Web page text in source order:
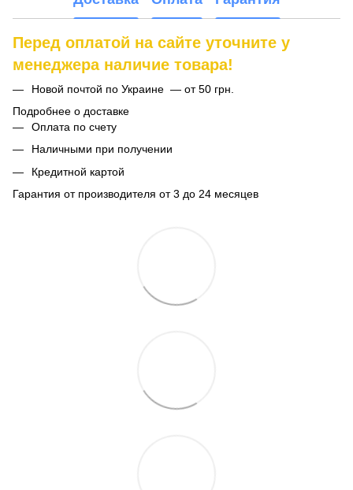
Перед оплатой на сайте уточните у
менеджера наличие товара!
Новой почтой по Украине — от 50 грн.
Подробнее о доставке
Оплата по счету
Наличными при получении
Кредитной картой
Гарантия от производителя от 3 до 24 месяцев